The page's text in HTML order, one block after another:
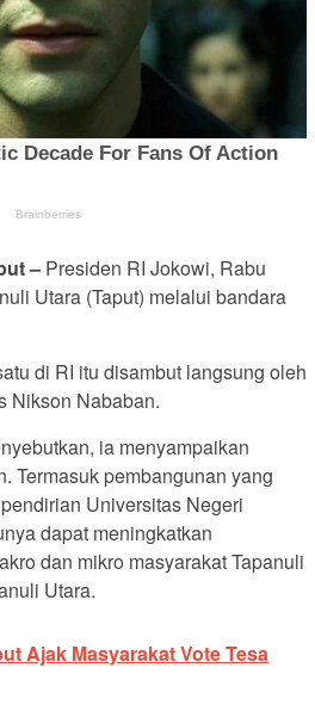
– Presiden RI Jokowi, Rabu
Utara (Taput) melalui bandara
di RI itu disambut langsung oleh
Nikson Nababan.
ia menyampaikan
Termasuk pembangunan yang
Universitas Negeri
dapat meningkatkan
dan mikro masyarakat Tapanuli
Utara.
Ajak Masyarakat Vote Tesa